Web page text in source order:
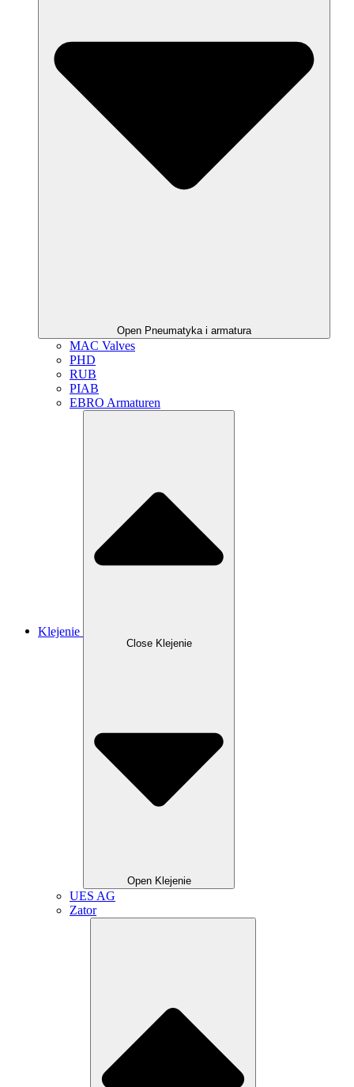
Open Pneumatyka i armatura
MAC Valves
PHD
RUB
PIAB
EBRO Armaturen
Klejenie
Close Klejenie
Open Klejenie
UES AG
Zator